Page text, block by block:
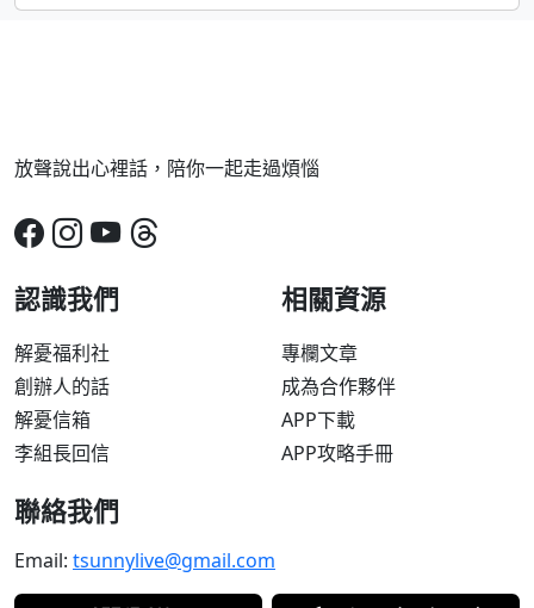
放聲說出心裡話，陪你一起走過煩惱
認識我們
解憂福利社
創辦人的話
解憂信箱
李組長回信
相關資源
專欄文章
成為合作夥伴
APP下載
APP攻略手冊
聯絡我們
Email: tsunnylive@gmail.com